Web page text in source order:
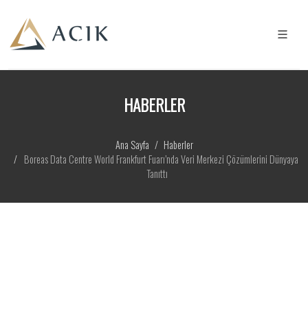
HABERLER
Ana Sayfa
Haberler
Boreas Data Centre World Frankfurt Fuarı’nda Veri Merkezi Çözümlerini Dünyaya
Tanıttı